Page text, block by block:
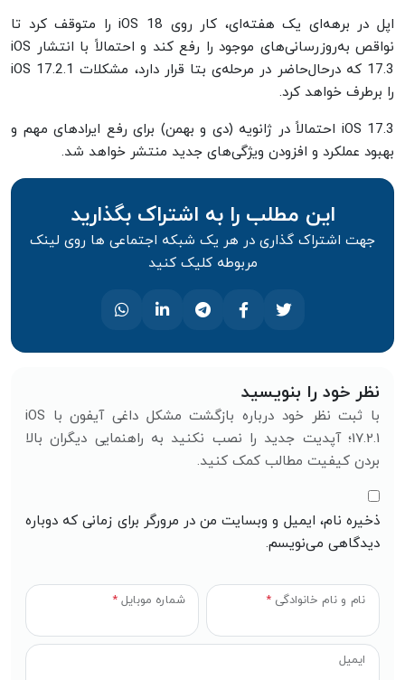
اپل در برهه‌ای یک هفته‌ای، کار روی iOS 18 را متوقف کرد تا
نواقص به‌روزرسانی‌های موجود را رفع کند و احتمالاً با انتشار iOS
17.3 که در‌حال‌حاضر در مرحله‌ی بتا قرار دارد، مشکلات iOS 17.2.1
را برطرف خواهد کرد.
iOS 17.3 احتمالاً در ژانویه (دی و بهمن) برای رفع ایرادهای مهم و
بهبود عملکرد و افزودن ویژگی‌های جدید منتشر خواهد شد.
این مطلب را به اشتراک بگذارید
جهت اشتراک گذاری در هر یک شبکه اجتماعی ها روی لینک
مربوطه کلیک کنید
نظر خود را بنویسید
با ثبت نظر خود درباره بازگشت مشکل داغی آیفون با iOS
17.2.1؛ آپدیت جدید را نصب نکنید به راهنمایی دیگران بالا
بردن کیفیت مطالب کمک کنید.
نام و نام خانوادگی * شماره موبایل *
ایمیل
ذخیره نام، ایمیل و وبسایت من در مرورگر برای زمانی که دوباره
دیدگاهی می‌نویسم.